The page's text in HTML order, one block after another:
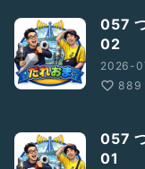
057
02
2026-
889
057
01